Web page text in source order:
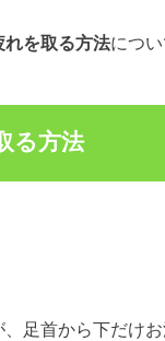
れを取る方法につ
る方法
足首から下だけ